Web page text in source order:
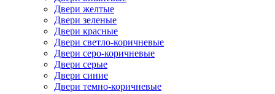
Двери желтые
Двери зеленые
Двери красные
Двери светло-коричневые
Двери серо-коричневые
Двери серые
Двери синие
Двери темно-коричневые